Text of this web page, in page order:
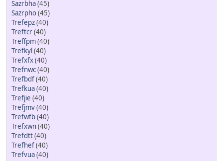
Sazrbha(45)
Sazrpho(45)
Trefepz(40)
Treftcr(40)
Treffpm(40)
Trefkyl(40)
Trefxfx(40)
Trefnwc(40)
Trefbdf(40)
Trefkua(40)
Trefjie (40)
Trefjmv(40)
Trefwfb(40)
Trefxwn(40)
Trefdtt(40)
Trefhef(40)
Trefvua(40)